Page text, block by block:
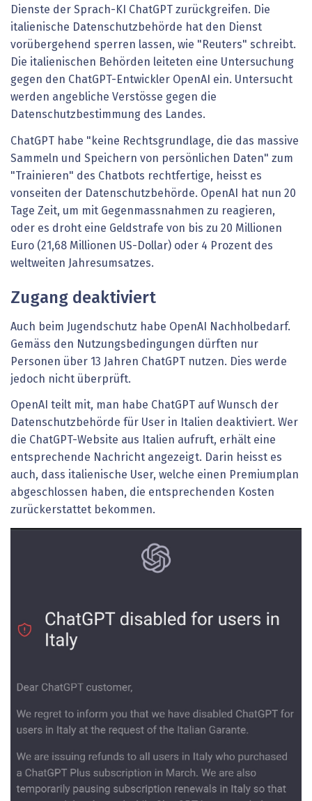
Dienste der Sprach-KI ChatGPT zurückgreifen. Die
italienische Datenschutzbehörde hat den Dienst
vorübergehend sperren lassen, wie "Reuters" schreibt.
Die italienischen Behörden leiteten eine Untersuchung
gegen den ChatGPT-Entwickler OpenAI ein. Untersucht
werden angebliche Verstösse gegen die
Datenschutzbestimmung des Landes.
ChatGPT habe "keine Rechtsgrundlage, die das massive
Sammeln und Speichern von persönlichen Daten" zum
"Trainieren" des Chatbots rechtfertige, heisst es
vonseiten der Datenschutzbehörde. OpenAI hat nun 20
Tage Zeit, um mit Gegenmassnahmen zu reagieren,
oder es droht eine Geldstrafe von bis zu 20 Millionen
Euro (21,68 Millionen US-Dollar) oder 4 Prozent des
weltweiten Jahresumsatzes.
Zugang deaktiviert
Auch beim Jugendschutz habe OpenAI Nachholbedarf.
Gemäss den Nutzungsbedingungen dürften nur
Personen über 13 Jahren ChatGPT nutzen. Dies werde
jedoch nicht überprüft.
OpenAI teilt mit, man habe ChatGPT auf Wunsch der
Datenschutzbehörde für User in Italien deaktiviert. Wer
die ChatGPT-Website aus Italien aufruft, erhält eine
entsprechende Nachricht angezeigt. Darin heisst es
auch, dass italienische User, welche einen Premiumplan
abgeschlossen haben, die entsprechenden Kosten
zurückerstattet bekommen.